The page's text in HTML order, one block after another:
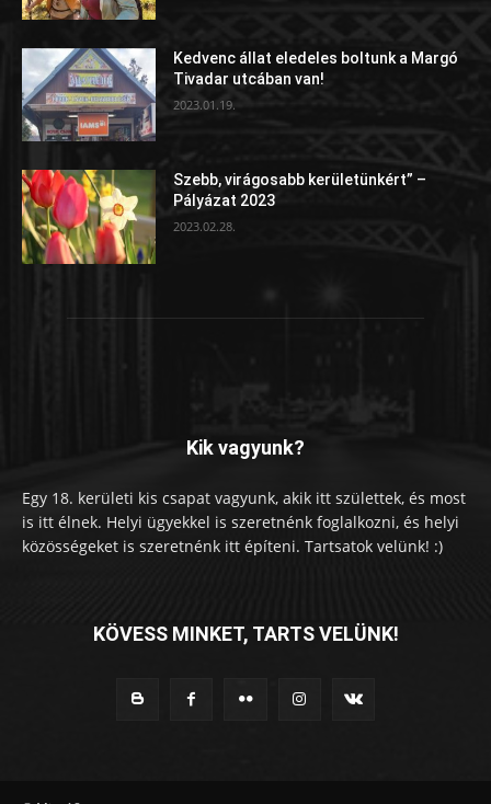
Kedvenc állat eledeles boltunk a Margó
Tivadar utcában van!
2023.01.19.
Szebb, virágosabb kerületünkért” –
Pályázat 2023
2023.02.28.
Kik vagyunk?
Egy 18. kerületi kis csapat vagyunk, akik itt születtek, és most
is itt élnek. Helyi ügyekkel is szeretnénk foglalkozni, és helyi
közösségeket is szeretnénk itt építeni. Tartsatok velünk! :)
KÖVESS MINKET, TARTS VELÜNK!